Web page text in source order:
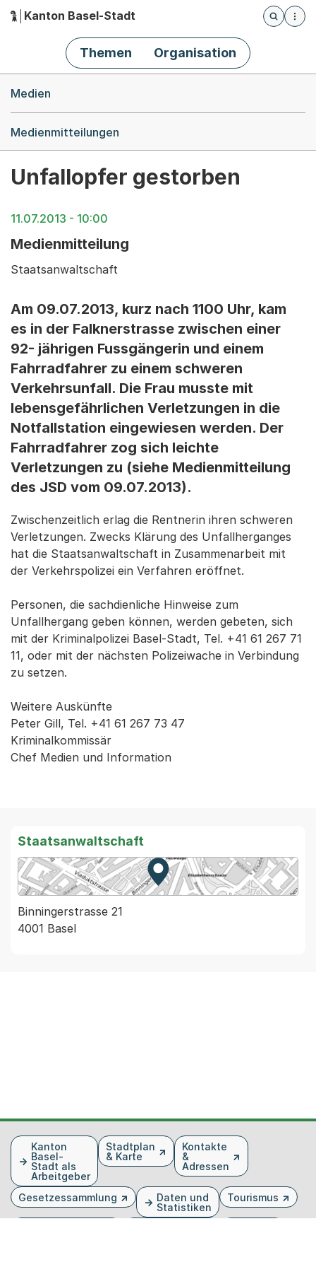
Hauptnavigation
Kanton Basel-Stadt
Öffnet
Themen Organisation
Medien
Medienmitteilungen
Unfallopfer gestorben
11.07.2013 - 10:00
Medienmitteilung
Staatsanwaltschaft
Am 09.07.2013, kurz nach 1100 Uhr, kam
es in der Falknerstrasse zwischen einer
92- jährigen Fussgängerin und einem
Fahrradfahrer zu einem schweren
Verkehrsunfall. Die Frau musste mit
lebensgefährlichen Verletzungen in die
Notfallstation eingewiesen werden. Der
Fahrradfahrer zog sich leichte
Verletzungen zu (siehe Medienmitteilung
des JSD vom 09.07.2013).
Zwischenzeitlich erlag die Rentnerin ihren schweren
Verletzungen. Zwecks Klärung des Unfallherganges
hat die Staatsanwaltschaft in Zusammenarbeit mit
der Verkehrspolizei ein Verfahren eröffnet.
Personen, die sachdienliche Hinweise zum
Unfallhergang geben können, werden gebeten, sich
mit der Kriminalpolizei Basel-Stadt, Tel. +41 61 267 71
11, oder mit der nächsten Polizeiwache in Verbindung
zu setzen.
Weitere Auskünfte
Peter Gill, Tel. +41 61 267 73 47
Kriminalkommissär
Chef Medien und Information
Staatsanwaltschaft
Zur Karte von MapBS.
Externer Link, wird in einem
Binningerstrasse 21
4001 Basel
FusszeileKanton
Basel-
Stadt als
Arbeitgeber
Stadtplan
& Karte
Kontakte
&
Adressen
Gesetzessammlung
Daten und
Statistiken
Tourismus